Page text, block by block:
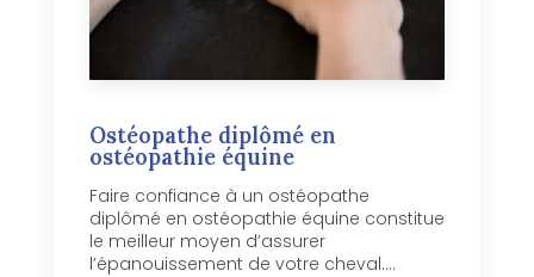
Ostéopathe diplômé en
ostéopathie équine
Faire confiance à un ostéopathe
diplômé en ostéopathie équine constitue
le meilleur moyen d’assurer
l’épanouissement de votre cheval....